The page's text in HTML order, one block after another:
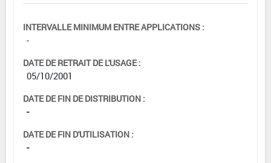
INTERVALLE MINIMUM ENTRE APPLICATIONS :
-
DATE DE RETRAIT DE L'USAGE :
05/10/2001
DATE DE FIN DE DISTRIBUTION :
-
DATE DE FIN D'UTILISATION :
-